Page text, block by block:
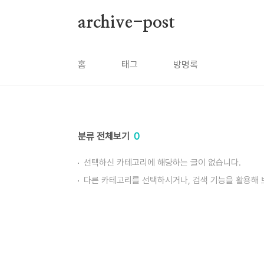
archive-post
홈 태그 방명록
분류 전체보기 0
선택하신 카테고리에 해당하는 글이 없습니다.
다른 카테고리를 선택하시거나, 검색 기능을 활용해